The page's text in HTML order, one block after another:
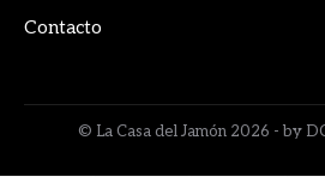
Contacto
© La Casa del Jamón 2026 - by